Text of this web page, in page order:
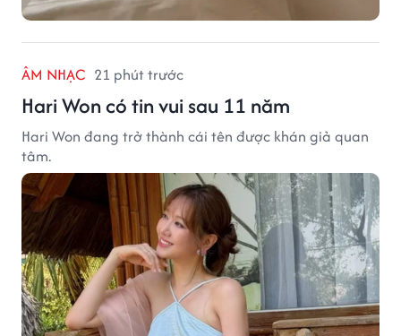
ÂM NHẠC 21 phút trước
Hari Won có tin vui sau 11 năm
Hari Won đang trở thành cái tên được khán giả quan
tâm.